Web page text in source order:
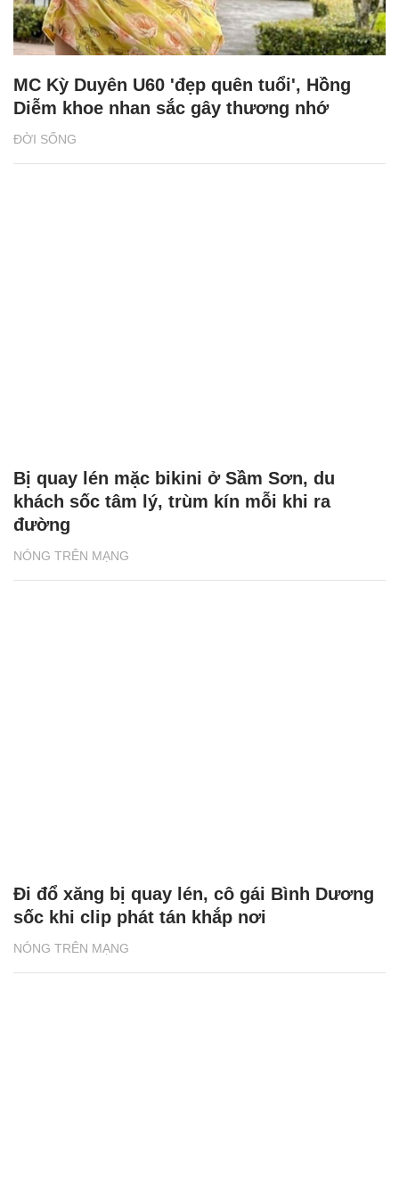
ĐỜI SỐNG
MC Kỳ Duyên U60 'đẹp quên tuổi', Hồng
Diễm khoe nhan sắc gây thương nhớ
NÓNG TRÊN MẠNG
Bị quay lén mặc bikini ở Sầm Sơn, du
khách sốc tâm lý, trùm kín mỗi khi ra
đường
NÓNG TRÊN MẠNG
Đi đổ xăng bị quay lén, cô gái Bình Dương
sốc khi clip phát tán khắp nơi